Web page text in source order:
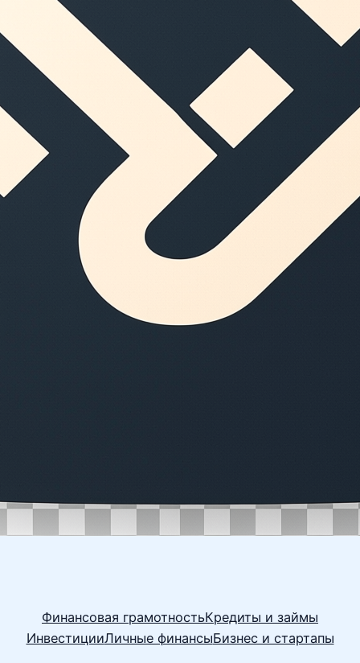
Финансовая грамотностьКредиты и займы
ИнвестицииЛичные финансыБизнес и стартапы